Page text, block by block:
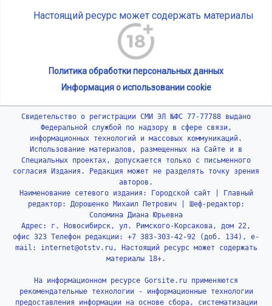
Настоящий ресурс может содержать материалы
Политика обработки персональных данных
Информация о использовании cookie
Свидетельство о регистрации СМИ ЭЛ №ФС 77-77788 выдано
Федеральной службой по надзору в сфере связи,
информационных технологий и массовых коммуникаций.
Использование материалов, размещенных на Сайте и в
Специальных проектах, допускается только с письменного
согласия Издания. Редакция может не разделять точку зрения
авторов.
Наименование сетевого издания: Городской сайт | Главный
редактор: Дорошенко Михаил Петрович | Шеф-редактор:
Соломина Диана Юрьевна
Адрес: г. Новосибирск, ул. Римского-Корсакова, дом 22,
офис 323 Телефон редакции: +7 383-303-42-92 (доб. 134), e-
mail: internet@otstv.ru, Настоящий ресурс может содержать
материалы 18+.
На информационном ресурсе Gorsite.ru применяются
рекомендательные технологии - информационные технологии
предоставления информации на основе сбора, систематизации